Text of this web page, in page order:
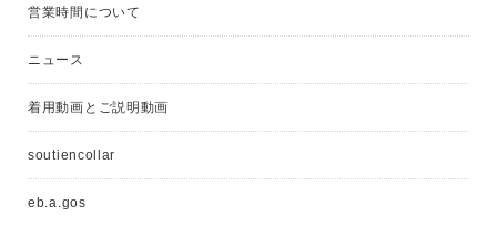
営業時間について
ニュース
着用動画とご説明動画
soutiencollar
eb.a.gos